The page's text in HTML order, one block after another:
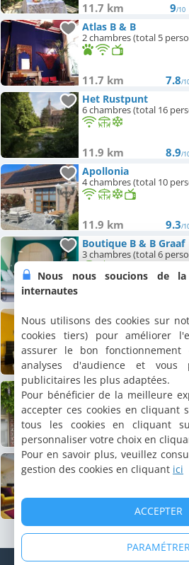
11.7 km 9/10
Atlas B & B
2 chambres (total 5
11.7 km 7.8/
Het Rustpunt
6 chambres (total 16
11.9 km 8.9/
Apollonia
4 chambres (total 10
11.9 km 9.3/
Boutique B & B Graaf
3 chambres (total 6
Fred & Breakfast
4 chambres (total 9
11.9 km 8.4 /
B & B Allegra Nova
3 chambres (total 9
12 km 9.2/
B & B Tempelhof
2 chambres (total 12
8.5/10
© Copyright 1998 - 2026
Nous nous soucions de
internautes
Nous utilisons des cookies sur
cookies tiers) pour améliorer
assurer le bon
analyses d'audience et vous
publicitaires les plus adaptées.
Pour bénéficier de la meilleure
accepter ces cookies en cliquant
tous les cookies en cliquant
personnaliser votre choix en
Pour en savoir plus, veuillez
gestion des cookies en cliquant ici
ACCEPTER